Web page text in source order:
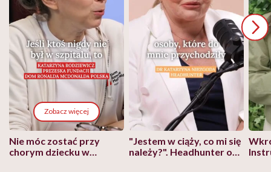
Zobacz więcej
Nie móc zostać przy
chorym dziecku w
"Jestem w ciąży, co mi się
należy?". Headhunter o